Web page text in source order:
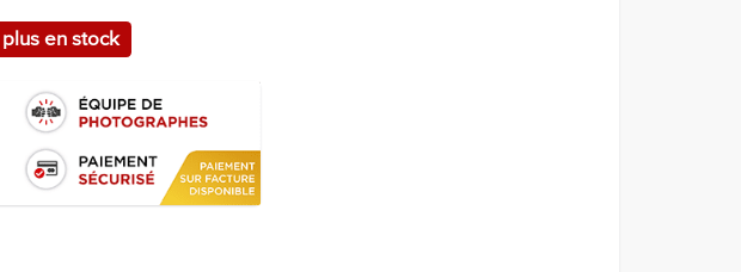
en stock